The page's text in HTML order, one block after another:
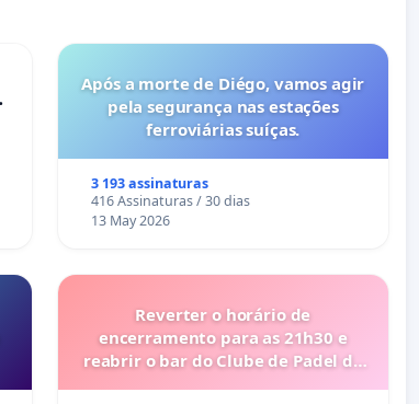
Após a morte de Diégo, vamos agir
pela segurança nas estações
ferroviárias suíças.
3 193 assinaturas
416 Assinaturas / 30 dias
13 May 2026
Reverter o horário de
encerramento para as 21h30 e
reabrir o bar do Clube de Padel de